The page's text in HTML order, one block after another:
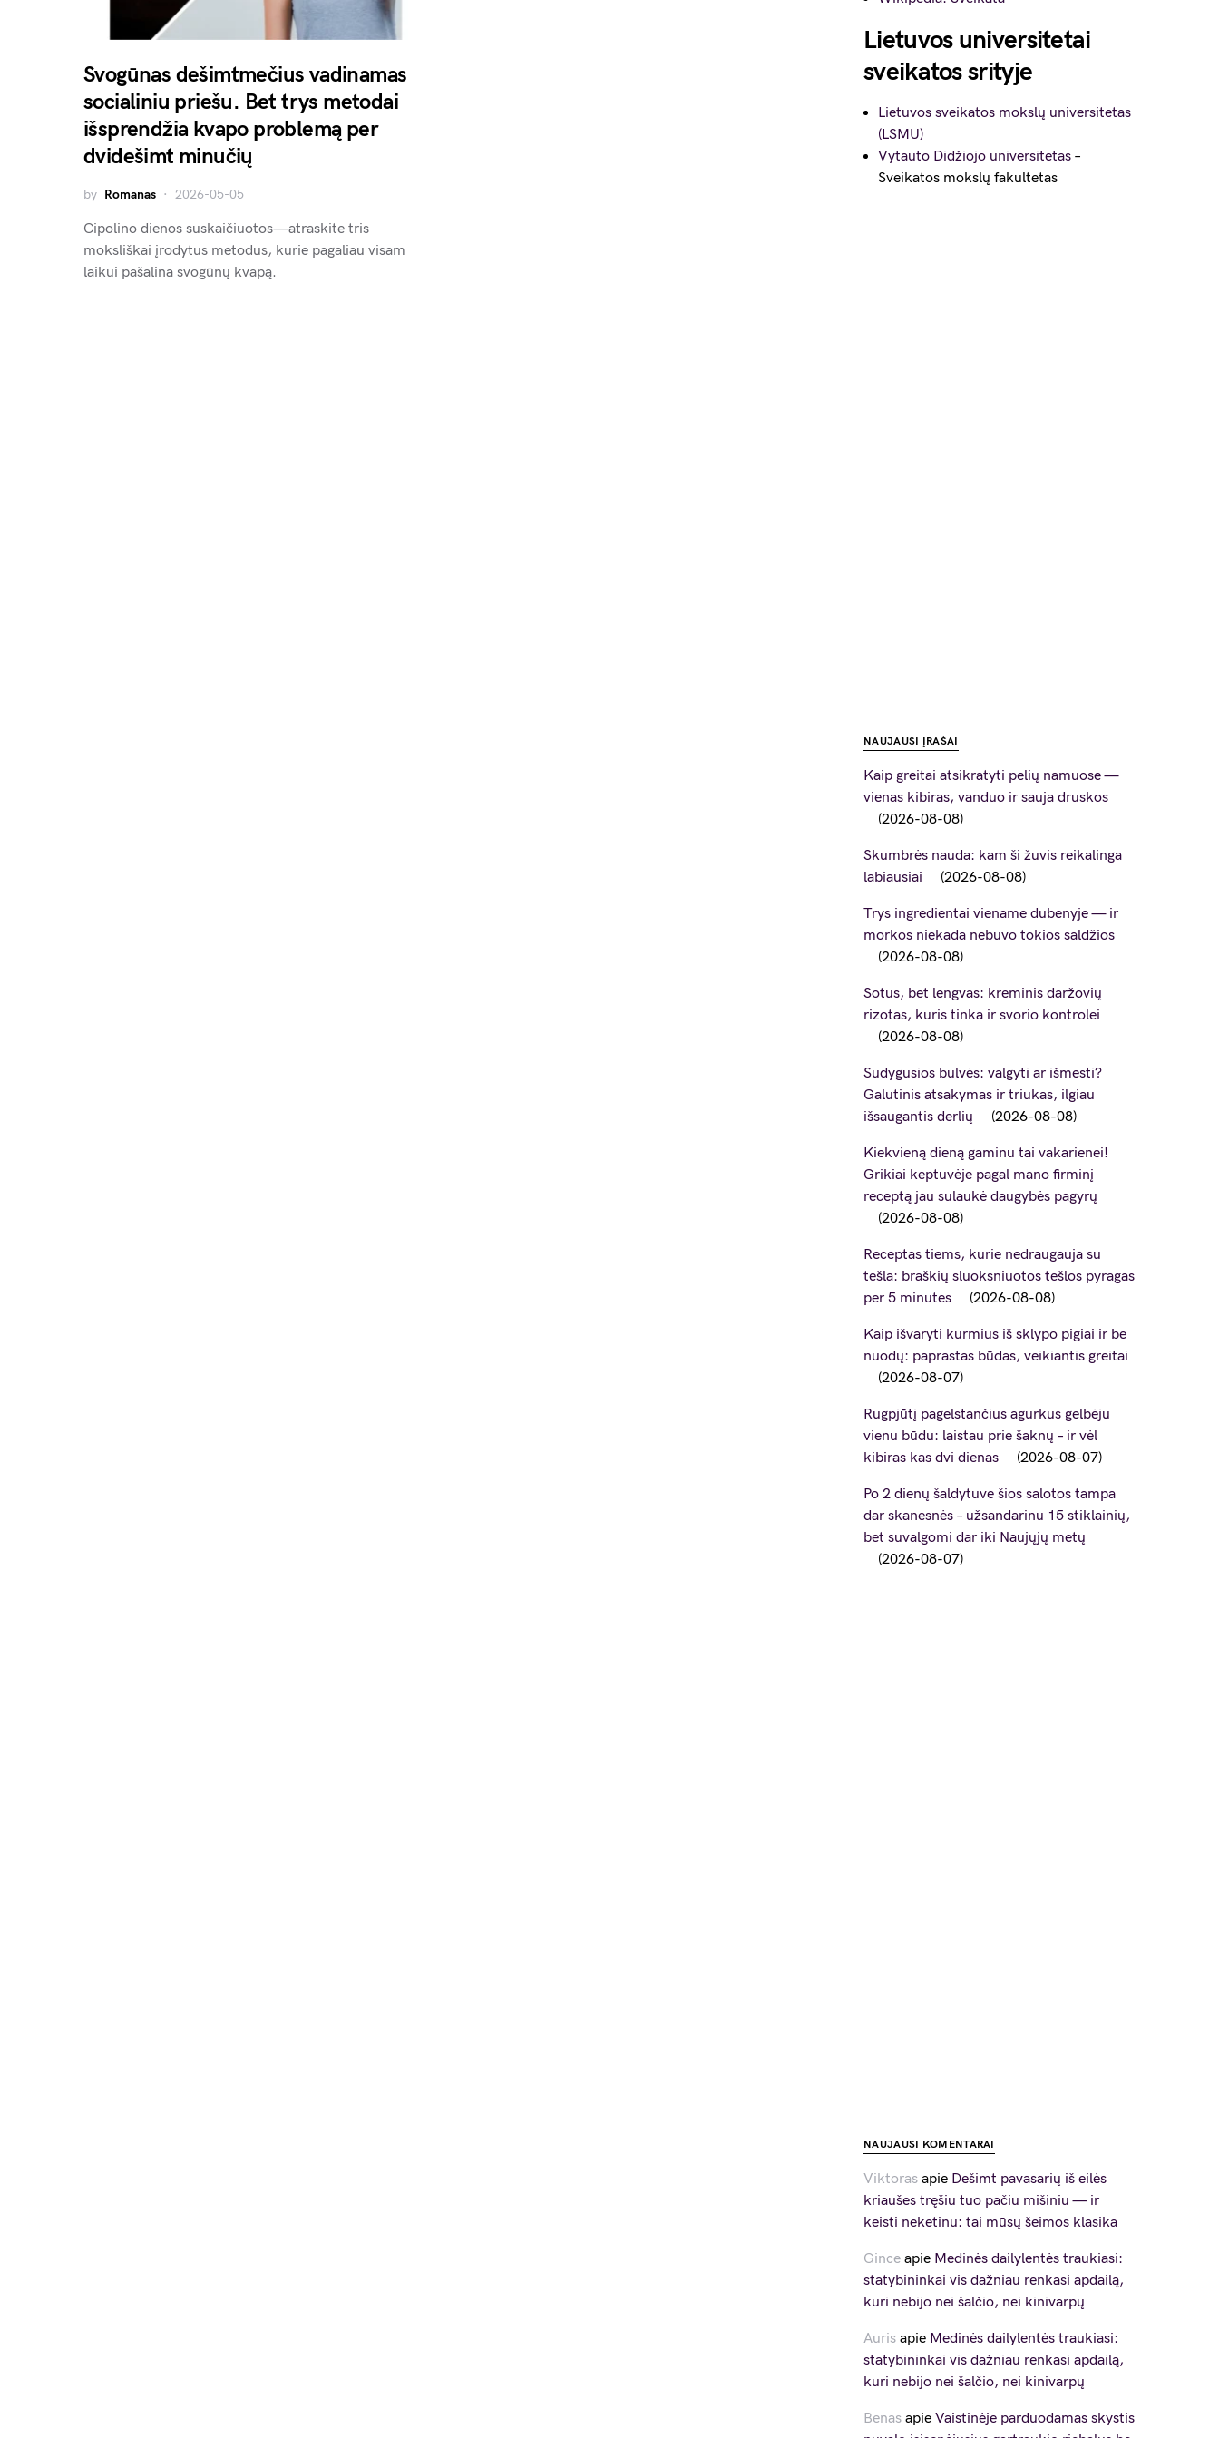
Svogūnas dešimtmečius vadinamas
socialiniu priešu. Bet trys metodai
išsprendžia kvapo problemą per
dvidešimt minučių
by Romanas 2026-05-05
Cipolino dienos suskaičiuotos—atraskite tris
moksliškai įrodytus metodus, kurie pagaliau visam
laikui pašalina svogūnų kvapą.
Lietuvos universitetai
sveikatos srityje
Lietuvos sveikatos mokslų universitetas
(LSMU)
Vytauto Didžiojo universitetas –
Sveikatos mokslų fakultetas
NAUJAUSI ĮRAŠAI
Kaip greitai atsikratyti pelių namuose —
vienas kibiras, vanduo ir sauja druskos
2026-08-08
Skumbrės nauda: kam ši žuvis reikalinga
labiausiai
2026-08-08
Trys ingredientai viename dubenyje — ir
morkos niekada nebuvo tokios saldžios
2026-08-08
Sotus, bet lengvas: kreminis daržovių
rizotas, kuris tinka ir svorio kontrolei
2026-08-08
Sudygusios bulvės: valgyti ar išmesti?
Galutinis atsakymas ir triukas, ilgiau
išsaugantis derlių
2026-08-08
Kiekvieną dieną gaminu tai vakarienei!
Grikiai keptuvėje pagal mano firminį
receptą jau sulaukė daugybės pagyrų
2026-08-08
Receptas tiems, kurie nedraugauja su
tešla: braškių sluoksniuotos tešlos pyragas
per 5 minutes
2026-08-08
Kaip išvaryti kurmius iš sklypo pigiai ir be
nuodų: paprastas būdas, veikiantis greitai
2026-08-07
Rugpjūtį pagelstančius agurkus gelbėju
vienu būdu: laistau prie šaknų – ir vėl
kibiras kas dvi dienas
2026-08-07
Po 2 dienų šaldytuve šios salotos tampa
dar skanesnės – užsandarinu 15 stiklainių,
bet suvalgomi dar iki Naujųjų metų
2026-08-07
NAUJAUSI KOMENTARAI
Viktoras apie Dešimt pavasarių iš eilės
kriaušes tręšiu tuo pačiu mišiniu — ir
keisti neketinu: tai mūsų šeimos klasika
Gince apie Medinės dailylentės traukiasi:
statybininkai vis dažniau renkasi apdailą,
kuri nebijo nei šalčio, nei kinivarpų
Auris apie Medinės dailylentės traukiasi:
statybininkai vis dažniau renkasi apdailą,
kuri nebijo nei šalčio, nei kinivarpų
Benas apie Vaistinėje parduodamas skystis